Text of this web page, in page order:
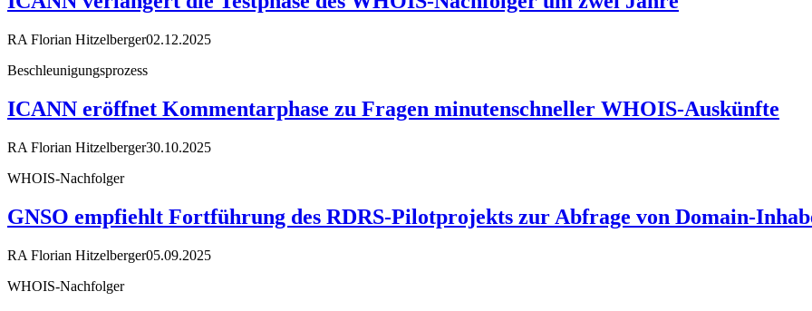
RA Florian Hitzelberger02.12.2025
Beschleunigungsprozess
ICANN eröffnet Kommentarphase zu Fragen minutenschneller WHOIS-Auskünfte
RA Florian Hitzelberger30.10.2025
WHOIS-Nachfolger
GNSO empfiehlt Fortführung des RDRS-Pilotprojekts zur Abfrage von Domain-
RA Florian Hitzelberger05.09.2025
WHOIS-Nachfolger